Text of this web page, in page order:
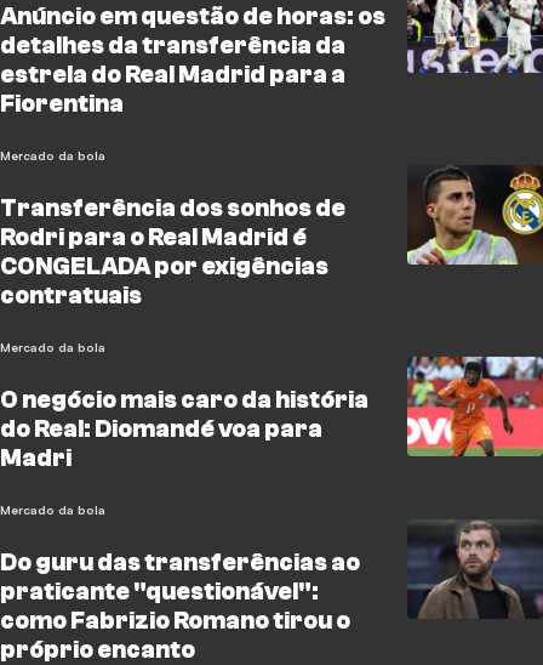
Anúncio em questão de horas: os
detalhes da transferência da
estrela do Real Madrid para a
Fiorentina
Mercado da bola
Transferência dos sonhos de
Rodri para o Real Madrid é
CONGELADA por exigências
contratuais
Mercado da bola
O negócio mais caro da história
do Real: Diomandé voa para
Madri
Mercado da bola
Do guru das transferências ao
praticante "questionável":
como Fabrizio Romano tirou o
próprio encanto